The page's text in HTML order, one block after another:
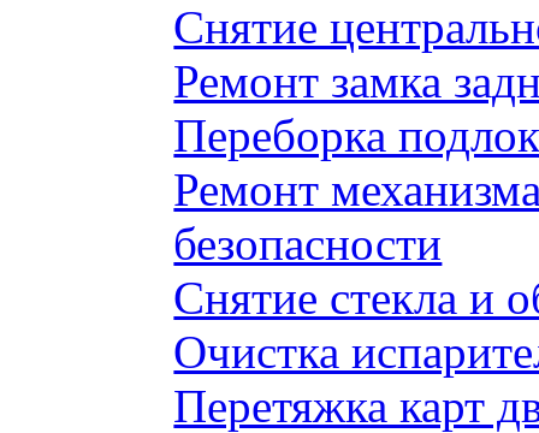
Снятие
Ремонт замка
Переборка
Ремонт
безопасности
Снятие стекла и
Очистка
Перетяжка карт